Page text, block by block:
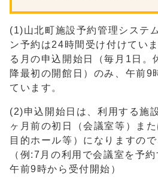
(1)山北町施設予約管理システ
ン予約は24時間受け付けてい
る月の申込開始日（毎月1日。
降最初の開館日）のみ、午前9
ています。
(2)申込開始日は、利用する施
ヶ月前の初日（会議室等）ま
目的ホール等）になりますの
（例:7月の利用で会議室を予
午前9時から受付開始）